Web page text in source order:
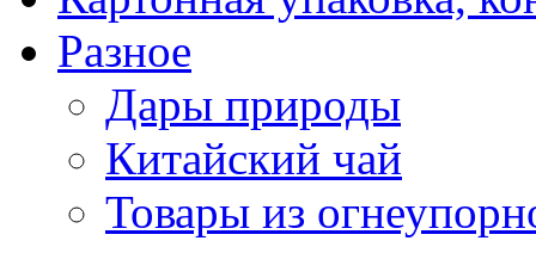
Разное
Дары природы
Китайский чай
Товары из